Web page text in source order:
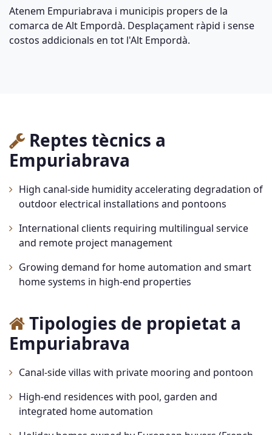
Atenem Empuriabrava i municipis propers de la
comarca de Alt Empordà. Desplaçament ràpid i sense
costos addicionals en tot l'Alt Empordà.
Reptes tècnics a
Empuriabrava
High canal-side humidity accelerating degradation of
outdoor electrical installations and pontoons
International clients requiring multilingual service
and remote project management
Growing demand for home automation and smart
home systems in high-end properties
Tipologies de propietat a
Empuriabrava
Canal-side villas with private mooring and pontoon
High-end residences with pool, garden and
integrated home automation